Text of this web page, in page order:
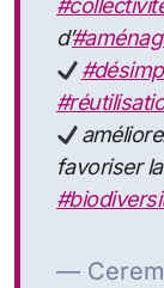
d’
favoriser la
—